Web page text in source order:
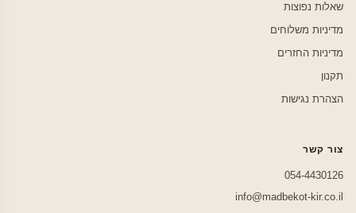
שאלות נפוצות
מדיניות משלוחים
מדיניות החזרים
תקנון
הצהרת נגישות
צור קשר
054-4430126
info@madbekot-kir.co.il